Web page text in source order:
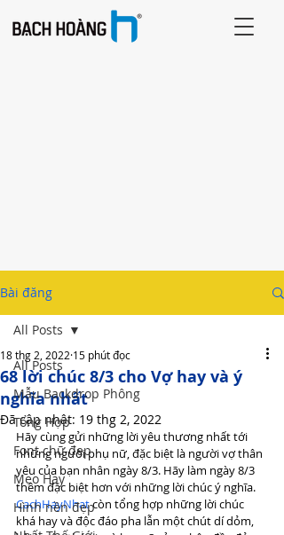
Bài đăng
All Posts
Mẫu Backdrop Phông
Tổng Hợp
Font chữ đẹp
Mẹo Hay
Hình nền đẹp
All Posts
68 lời chúc 8/3 cho Vợ hay và ý
nghĩa nhất
18 thg 2, 2022 15 phút đọc
Đã cập nhật: 19 thg 2, 2022
Hãy cùng gửi những lời yêu thương nhất tới
những người phụ nữ, đặc biệt là người vợ thân
yêu của bạn nhân ngày 8/3. Hãy làm ngày 8/3
thêm đặc biệt hơn với những lời chúc ý nghĩa.
CachHayNhat còn tổng hợp những lời chúc
khá hay và độc đáo pha lẫn một chút dí dỏm,